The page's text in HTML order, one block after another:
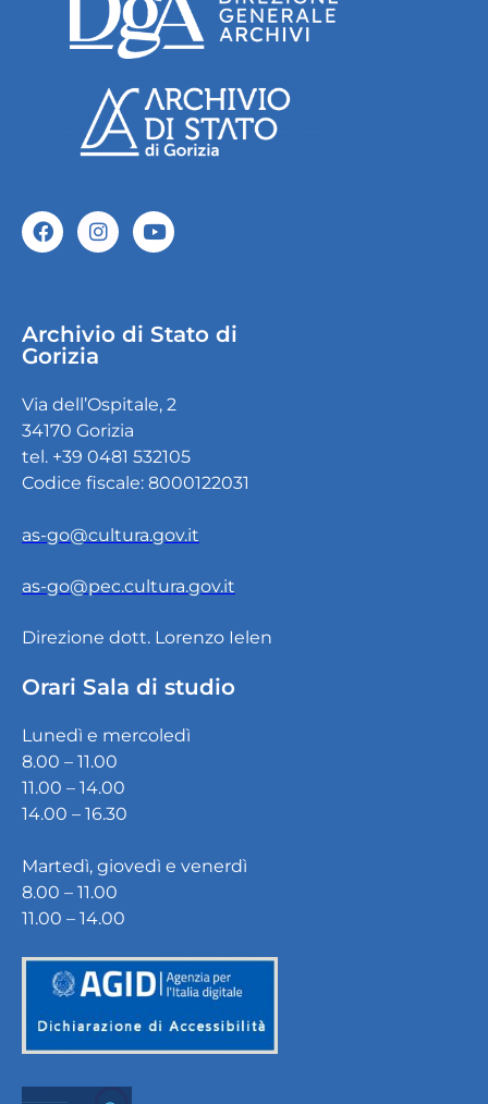
Archivio di Stato di
Gorizia
Via dell’Ospitale, 2
34170 Gorizia
tel. +39 0481 532105
Codice fiscale: 8000122031
as-go@cultura.gov.it
as-go@pec.cultura.gov.it
Direzione dott. Lorenzo Ielen
Orari Sala di studio
Lunedì e mercoledì
8.00 – 11.00
11.00 – 14.00
14.00 – 16.30
Martedì, giovedì e venerdì
8.00 – 11.00
11.00 – 14.00